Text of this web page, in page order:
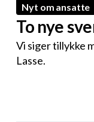
Nyt om ansatte
To nye
Vi siger tillykke
Lasse.